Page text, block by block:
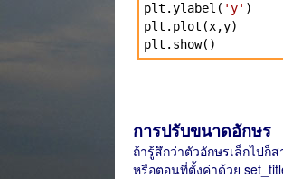
plt.ylabel( 'y' )
plt.plot(x,y)
plt.show()
การปรับขนาดอักษร
ถ้ารู้สึกว่าตัวอักษรเล็กไปก็
หรือตอนที่ตั้งค่าด้วย